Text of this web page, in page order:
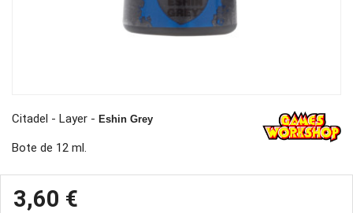
Citadel - Layer - Eshin Grey
Bote de 12 ml.
3,60 €